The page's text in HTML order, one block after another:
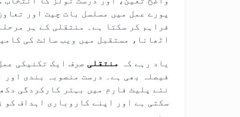
پورے عمل میں مسلسل بات چیت اور
فراہم کر سکتا ہے۔ منتقلی کے ہر
اٹھانا، مستقبل میں ویب سائٹ کی
یاد رہے کہ منتقلی صرف ایک تکنیکی
فیصلہ بھی ہے۔ درست منصوبہ بندی
نئے پلیٹ فارم میں بہتر کارکردگی
سکتی ہے اور اپنے کاروباری اہداف